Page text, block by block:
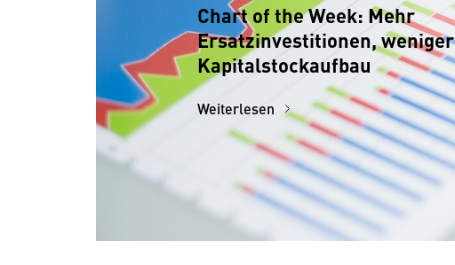
Chart of the Week: Mehr
Ersatzinvestitionen, weniger
Kapitalstockaufbau
Weiterlesen